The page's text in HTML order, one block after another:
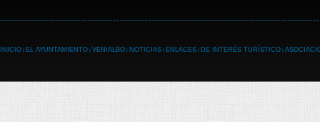
INICIO EL AYUNTAMIENTO VENIALBO NOTICIAS ENLACES DE INTERÉS TURÍSTICO